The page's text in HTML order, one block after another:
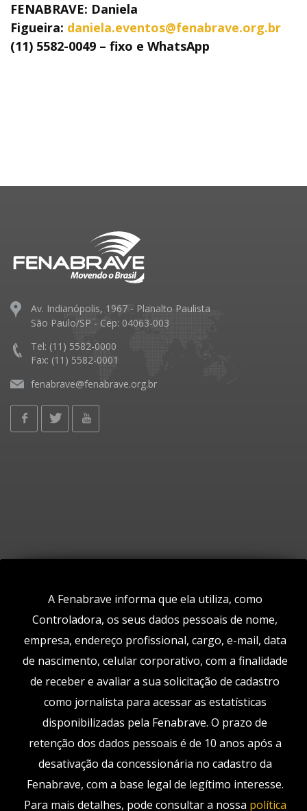
FENABRAVE: Daniela
Figueira: daniela.eventos@fenabrave.org.br
(11) 5582-0049 – fixo e WhatsApp
Av. Indianópolis, 1967 - Planalto Paulista
São Paulo/SP - Cep: 04063-003
Tel: (11) 5582-0000
Fax: (11) 5582-0001
fenabrave@fenabrave.org.br
Imprensa
Contato
Acesso Regionais
Congresso Fenabrave
DMP
Universidade Web Fenabrave
Política de Privacidade
A Fenabrave informa que ela utiliza, como
Controladora, os seus dados pessoais de nome,
empresa, endereço profissional, cargo, e-mail, data
de nascimento, celular corporativo, com a finalidade
de receber e avaliar a sua solicitação de cadastro
como jornalista para acessar as estatísticas
disponibilizadas pela Fenabrave. O prazo de
retenção dos dados pessoais é de 10 anos após a
desativação da concessionária no cadastro da
Fenabrave, com a base legal de legítimo interesse.
Para mais detalhes, pode consultar a nossa política